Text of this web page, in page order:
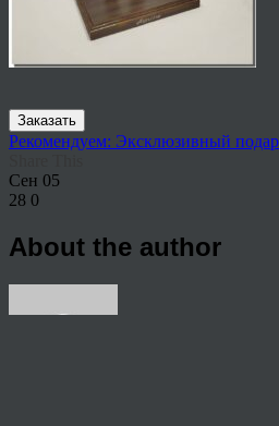
Заказать
Рекомендуем: Эксклюзивный
Сен 05
28 0
About the author